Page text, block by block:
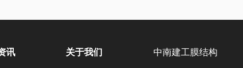
讯 关于我们 中南建工膜结构